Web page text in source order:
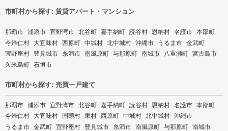
市町村から探す: 賃貸アパート・マンション
那覇市 浦添市 宜野湾市 北谷町 嘉手納町 読谷村 恩納村 名護市 本部町
今帰仁村 大宜味村 西原町 中城村 北中城村 沖縄市 うるま市 金武町
宜野座村 豊見城市 糸満市 南風原町 与那原町 南城市 八重瀬町 宮古島市
久米島町 石垣市
市町村から探す: 売買一戸建て
那覇市 浦添市 宜野湾市 北谷町 嘉手納町 読谷村 恩納村 名護市 本部町
今帰仁村 大宜味村 国頭村 東村 西原町 中城村 北中城村 沖縄市
うるま市 金武町 宜野座村 豊見城市 糸満市 南風原町 与那原町 南城市